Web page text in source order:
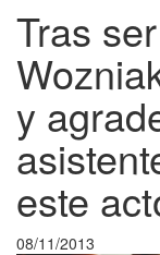
Tras
y
este
08/11/2013